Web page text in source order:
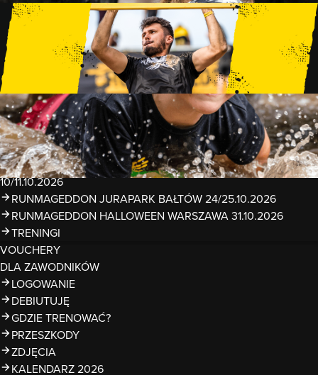
TRENINGI
WYDARZENIA
RUNMAGEDDON LUBLIN ZALEW ZEMBORZYCKI
22/23.08.2026
RUNMAGEDDON ERGO ARENA GDAŃSK/SOPOT
12/13.09.2026
RUNMAGEDDON KIDS: DEMO WARSZAWA 24/26.09.2026
RUNMAGEDDON WROCŁAW KOPALNIA ROLANTOWICE
26/27.09.2026
RUNMAGEDDON WARSZAWA TWIERDZA MODLIN
10/11.10.2026
RUNMAGEDDON JURAPARK BAŁTÓW 24/25.10.2026
RUNMAGEDDON HALLOWEEN WARSZAWA 31.10.2026
TRENINGI
VOUCHERY
DLA ZAWODNIKÓW
LOGOWANIE
DEBIUTUJĘ
GDZIE TRENOWAĆ?
PRZESZKODY
ZDJĘCIA
KALENDARZ 2026